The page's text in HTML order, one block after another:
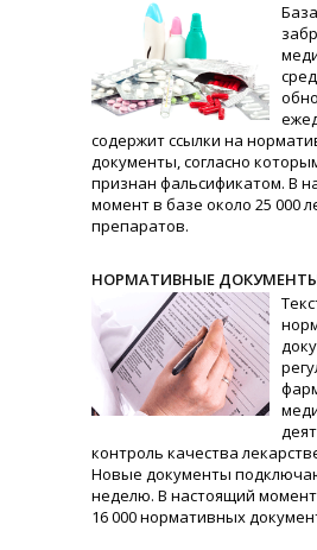
содержит ссылки на
документы, согласно
признан фальсификатом. В
момент в базе около 25 000
препаратов.
НОРМАТИВНЫЕ
контроль качества
Новые документы
неделю. В настоящий
16 000 нормативных